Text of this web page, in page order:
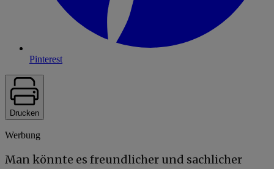
Pinterest
Drucken
Werbung
Man könnte es freundlicher und sachlicher